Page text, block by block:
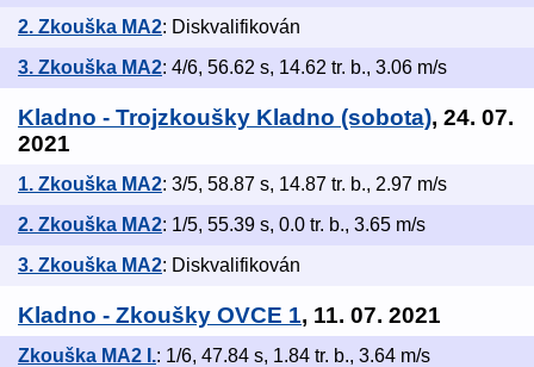
2. Zkouška MA2: Diskvalifikován
3. Zkouška MA2: 4/6, 56.62 s, 14.62 tr. b., 3.06 m/s
Kladno - Trojzkoušky Kladno (sobota), 24. 07.
2021
1. Zkouška MA2: 3/5, 58.87 s, 14.87 tr. b., 2.97 m/s
2. Zkouška MA2: 1/5, 55.39 s, 0.0 tr. b., 3.65 m/s
3. Zkouška MA2: Diskvalifikován
Kladno - Zkoušky OVCE 1, 11. 07. 2021
Zkouška MA2 I.: 1/6, 47.84 s, 1.84 tr. b., 3.64 m/s